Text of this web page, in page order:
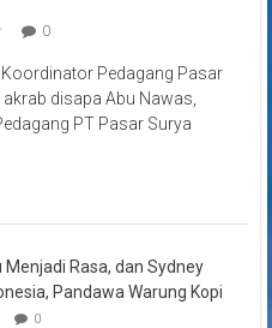
0
Pedagang Pasar
disapa Abu Nawas,
PT Pasar Surya
Menjadi Rasa, dan Sydney
Pandawa Warung Kopi
0